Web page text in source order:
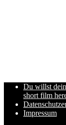
Du willst
short film
Impressum